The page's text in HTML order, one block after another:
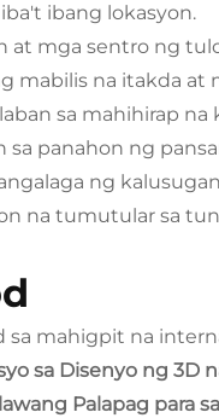
ibang lokasyon.
at mga sentro ng
mabilis na itakda at
sa mahihirap na
sa panahon ng
ng
na tumutular sa
mahigpit na
sa Disenyo ng 3D
Palapag para